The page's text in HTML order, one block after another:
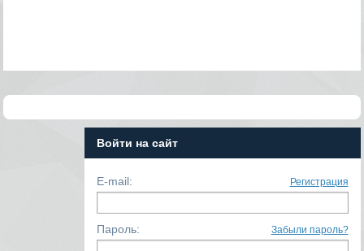
Войти на сайт
E-mail: Регистрация
Пароль: Забыли пароль?